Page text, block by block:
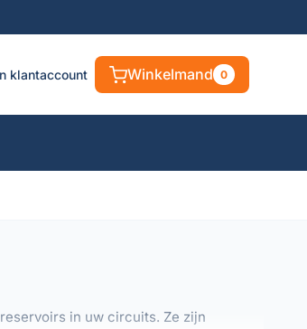
klantaccount Winkelmand 0
in uw circuits. Ze zijn